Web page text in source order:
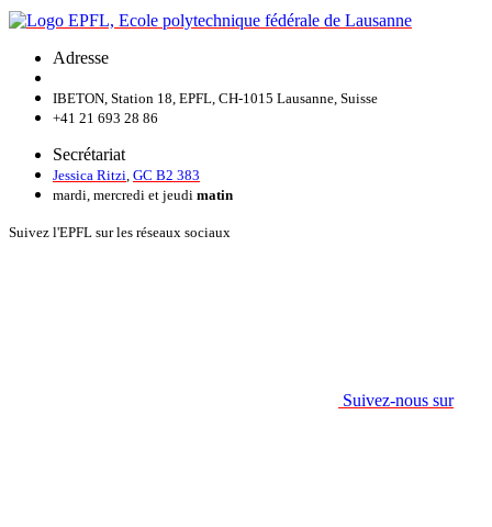
Adresse
IBETON, Station 18, EPFL, CH-1015 Lausanne, Suisse
+41 21 693 28 86
Secrétariat
Jessica Ritzi GC B2 383
mardi, mercredi et jeudi matin
Suivez l'EPFL sur les réseaux sociaux
Suivez-nous sur